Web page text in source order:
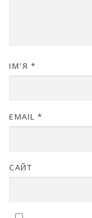
ІМ'Я *
EMAIL *
САЙТ